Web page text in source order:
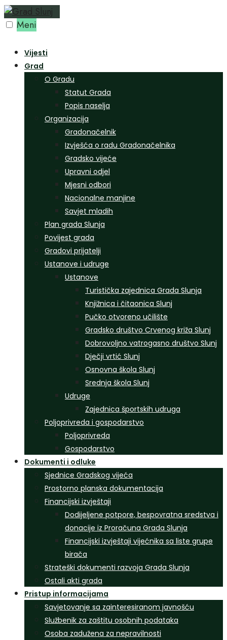
Preskoči
na Meni
Vijesti
Grad
O Gradu
Statut Grada
Popis naselja
Organizacija
Gradonačelnik
Izvješća o radu Gradonačelnika
Gradsko vijeće
Upravni odjel
Mjesni odbori
Nacionalne manjine
Savjet mladih
Plan grada Slunja
Povijest grada
Gradovi prijatelji
Ustanove i udruge
Ustanove
Turistička zajednica Grada Slunja
Knjižnica i čitaonica Slunj
Pučko otvoreno učilište
Gradsko društvo Crvenog križa Slunj
Dobrovoljno vatrogasno društvo Slunj
Dječji vrtić Slunj
Osnovna škola Slunj
Srednja škola Slunj
Udruge
Zajednica športskih udruga
Poljoprivreda i gospodarstvo
Poljoprivreda
Gospodarstvo
Dokumenti i odluke
Sjednice Gradskog vijeća
Prostorno planska dokumentacija
Financijski izvještaji
Dodijeljene potpore, bespovratna sredstva i
donacije iz Proračuna Grada Slunja
Financijski izvještaji vijećnika sa liste grupe
birača
Strateški dokumenti razvoja Grada Slunja
Ostali akti grada
Pristup informacijama
Savjetovanje sa zainteresiranom javnošću
Službenik za zaštitu osobnih podataka
Osoba zadužena za nepravilnosti